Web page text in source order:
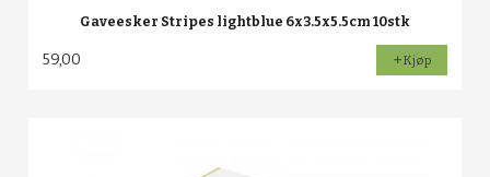
Gaveesker Stripes lightblue 6x3.5x5.5cm 10stk
59,00 Kjøp